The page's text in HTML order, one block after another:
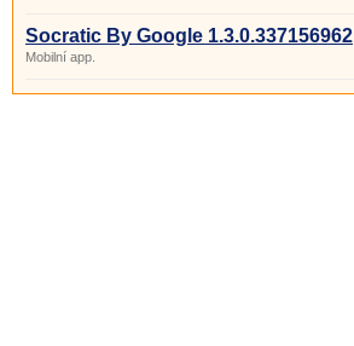
Socratic By Google 1.3.0.337156962
Mobilní app.